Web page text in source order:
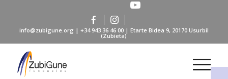
info@zubigune.org | +34 943 36 46 00 | Etarte Bidea 9, 20170 Usurbil
(Zubieta)